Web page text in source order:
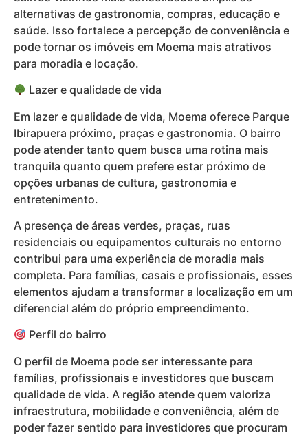
alternativas de gastronomia, compras, educação e
saúde. Isso fortalece a percepção de conveniência e
pode tornar os imóveis em Moema mais atrativos
para moradia e locação.
Lazer e qualidade de vida
Em lazer e qualidade de vida, Moema oferece Parque
Ibirapuera próximo, praças e gastronomia. O bairro
pode atender tanto quem busca uma rotina mais
tranquila quanto quem prefere estar próximo de
opções urbanas de cultura, gastronomia e
entretenimento.
A presença de áreas verdes, praças, ruas
residenciais ou equipamentos culturais no entorno
contribui para uma experiência de moradia mais
completa. Para famílias, casais e profissionais, esses
elementos ajudam a transformar a localização em um
diferencial além do próprio empreendimento.
Perfil do bairro
O perfil de Moema pode ser interessante para
famílias, profissionais e investidores que buscam
qualidade de vida. A região atende quem valoriza
infraestrutura, mobilidade e conveniência, além de
poder fazer sentido para investidores que procuram